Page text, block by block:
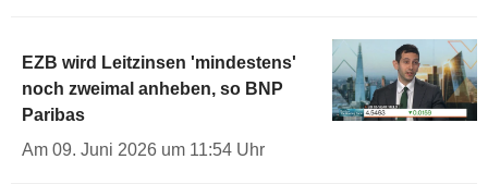
EZB wird Leitzinsen 'mindestens'
noch zweimal anheben, so BNP
Paribas
Am 09. Juni 2026 um 11:54 Uhr